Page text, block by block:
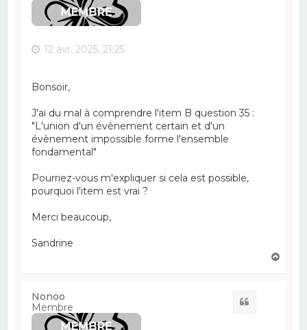
12 avr. 2025, 21:25
Bonsoir,
J'ai du mal à comprendre l'item B question 35 :
"L'union d'un évènement certain et d'un
évènement impossible forme l'ensemble
fondamental"
Pourriez-vous m'expliquer si cela est possible,
pourquoi l'item est vrai ?
Merci beaucoup,
Sandrine
Nonoo
Membre